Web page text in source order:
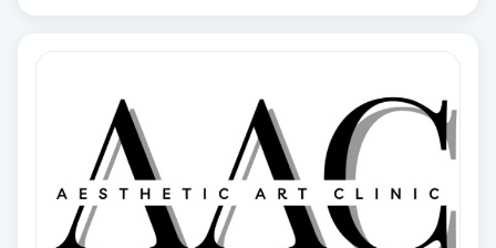
Spa-manikyr
Spa-pedikyr